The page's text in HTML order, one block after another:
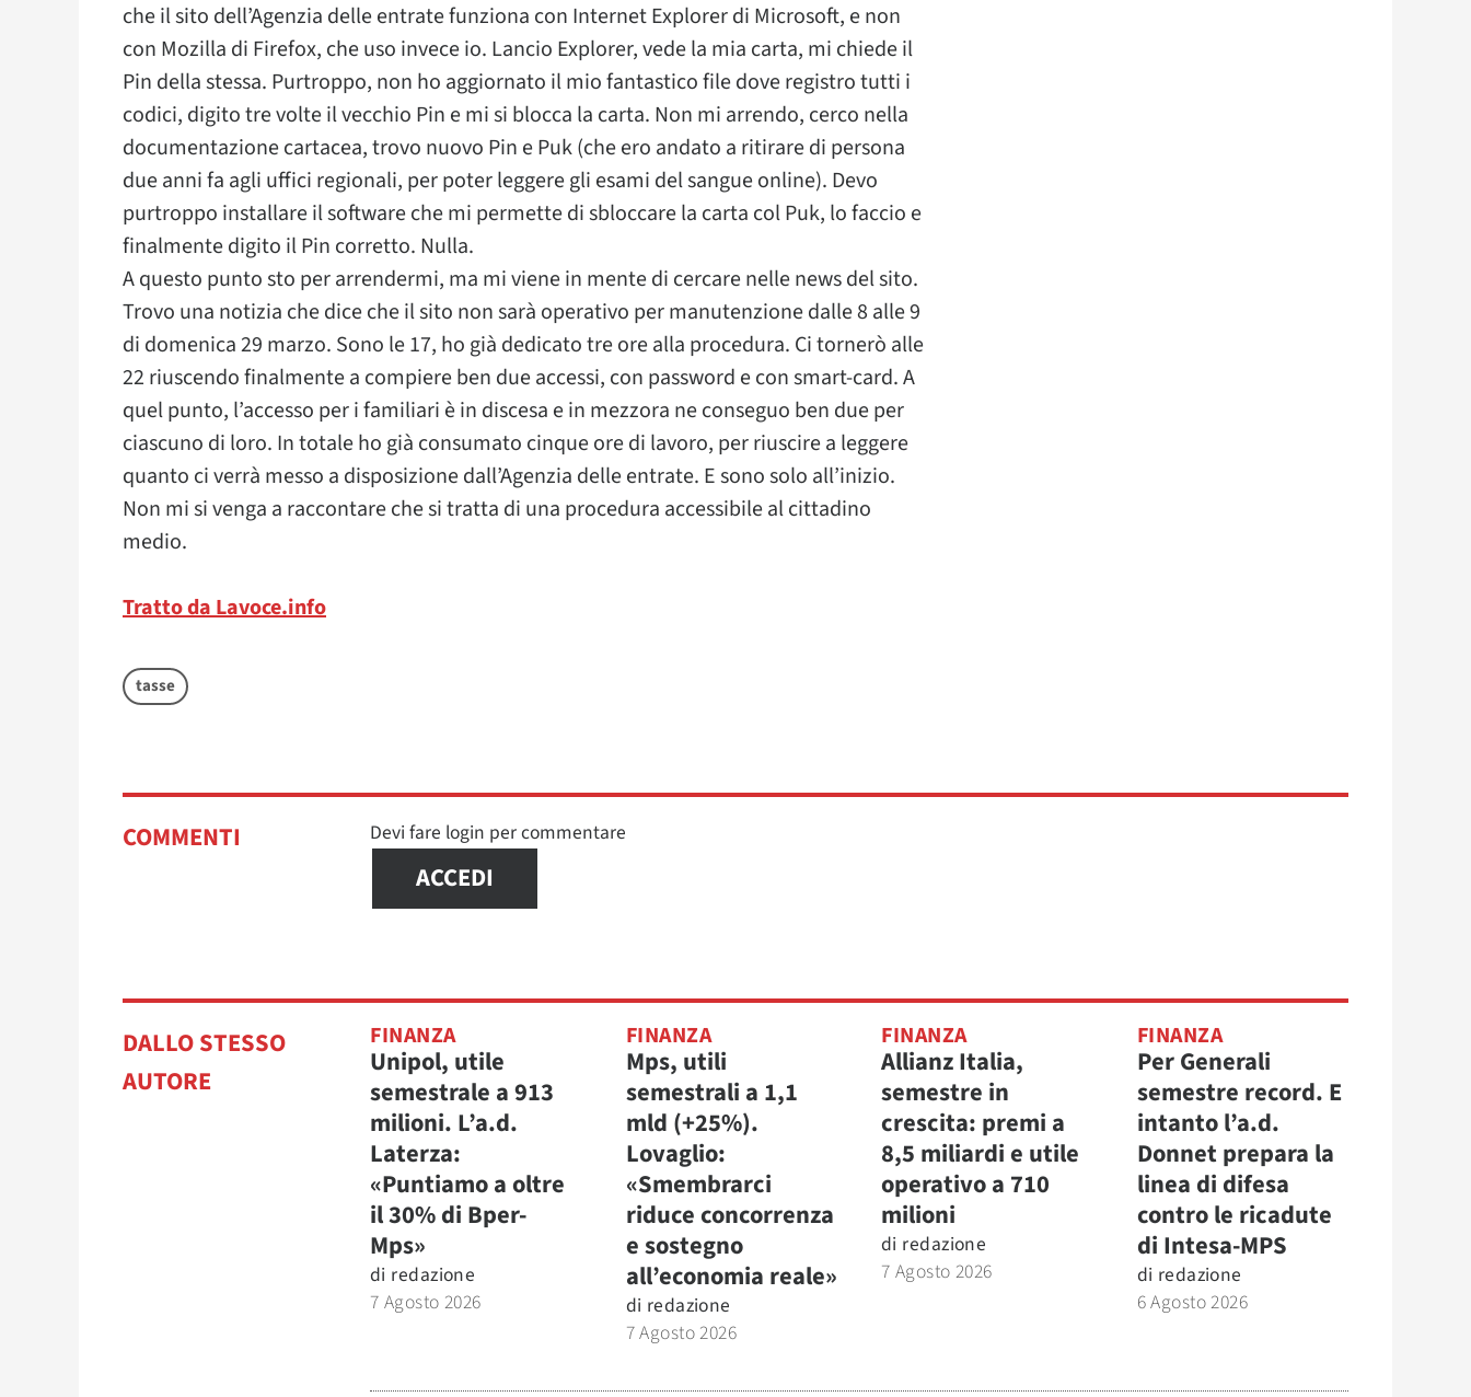
che il sito dell’Agenzia delle entrate funziona con Internet Explorer di Microsoft, e non
con Mozilla di Firefox, che uso invece io. Lancio Explorer, vede la mia carta, mi chiede il
Pin della stessa. Purtroppo, non ho aggiornato il mio fantastico file dove registro tutti i
codici, digito tre volte il vecchio Pin e mi si blocca la carta. Non mi arrendo, cerco nella
documentazione cartacea, trovo nuovo Pin e Puk (che ero andato a ritirare di persona
due anni fa agli uffici regionali, per poter leggere gli esami del sangue online). Devo
purtroppo installare il software che mi permette di sbloccare la carta col Puk, lo faccio e
finalmente digito il Pin corretto. Nulla.
A questo punto sto per arrendermi, ma mi viene in mente di cercare nelle news del sito.
Trovo una notizia che dice che il sito non sarà operativo per manutenzione dalle 8 alle 9
di domenica 29 marzo. Sono le 17, ho già dedicato tre ore alla procedura. Ci tornerò alle
22 riuscendo finalmente a compiere ben due accessi, con password e con smart-card. A
quel punto, l’accesso per i familiari è in discesa e in mezzora ne conseguo ben due per
ciascuno di loro. In totale ho già consumato cinque ore di lavoro, per riuscire a leggere
quanto ci verrà messo a disposizione dall’Agenzia delle entrate. E sono solo all’inizio.
Non mi si venga a raccontare che si tratta di una procedura accessibile al cittadino
medio.
Tratto da Lavoce.info
tasse
COMMENTI Devi fare login per commentare
ACCEDI
DALLO STESSO
AUTORE
FINANZA
Unipol, utile
semestrale a 913
milioni. L’a.d.
Laterza:
«Puntiamo a oltre
il 30% di Bper-
Mps»
di redazione
7 Agosto 2026
FINANZA
Mps, utili
semestrali a 1,1
mld (+25%).
Lovaglio:
«Smembrarci
riduce concorrenza
e sostegno
all’economia reale»
di redazione
7 Agosto 2026
FINANZA
Allianz Italia,
semestre in
crescita: premi a
8,5 miliardi e utile
operativo a 710
milioni
di redazione
7 Agosto 2026
FINANZA
Per Generali
semestre record. E
intanto l’a.d.
Donnet prepara la
linea di difesa
contro le ricadute
di Intesa-MPS
di redazione
6 Agosto 2026